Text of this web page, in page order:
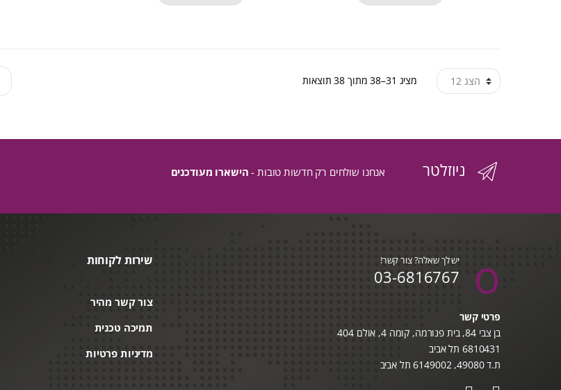
מציג 31–38 מתוך 38 תוצאות ממוין
הפריט
העדכני ניוזלטר אנחנו שולחים רק חדשות טובות - הישארו מעודכנים
שירות לקוחות
צור קשר מהיר
תמיכה טכנית
מדיניות פרטיות
יש לך שאלה? צור קשר!
03-6816767
פרטי קשר
בן צבי 84, בית פנורמה, קומה 4, אולם 404
6810431 תל אביב
ת.ד 49080, 6149002 תל אביב